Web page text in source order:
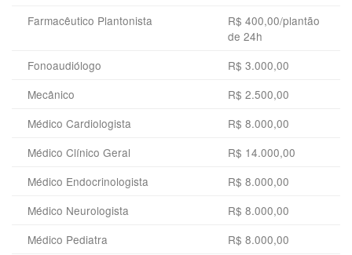
Farmacêutico Plantonista
R$ 400,00/plantão
de 24h
Fonoaudiólogo
R$ 3.000,00
Mecânico
R$ 2.500,00
Médico Cardiologista
R$ 8.000,00
Médico Clínico Geral
R$ 14.000,00
Médico Endocrinologista
R$ 8.000,00
Médico Neurologista
R$ 8.000,00
Médico Pediatra
R$ 8.000,00